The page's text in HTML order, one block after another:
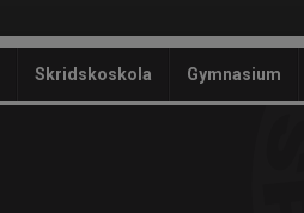
Skridskoskola Gymnasium